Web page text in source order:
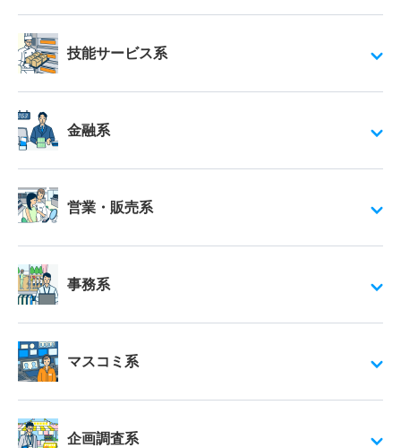
技能サービス系
金融系
営業・販売系
事務系
マスコミ系
企画調査系